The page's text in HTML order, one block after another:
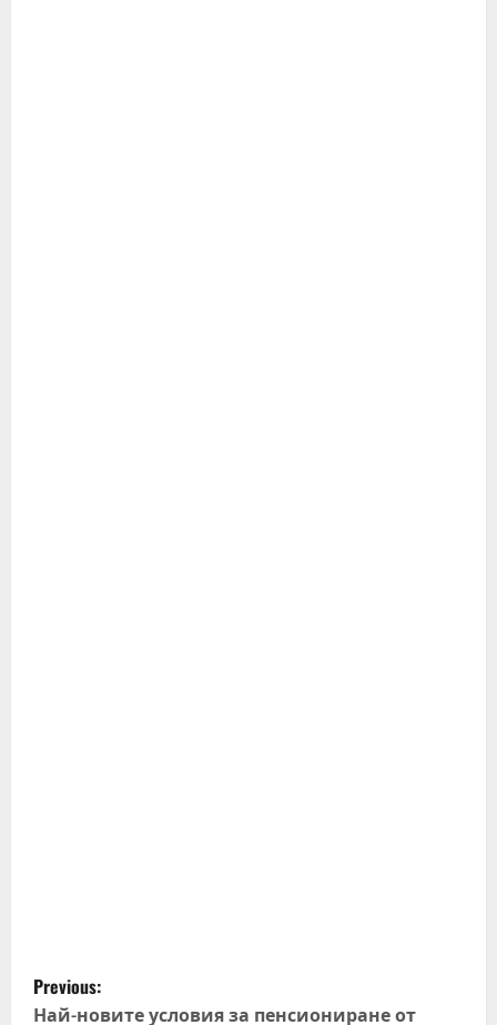
P
Previous:
Най-новите условия за пенсиониране от